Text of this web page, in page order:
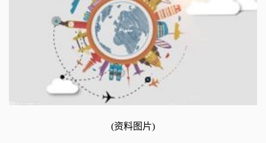
(资料图片)